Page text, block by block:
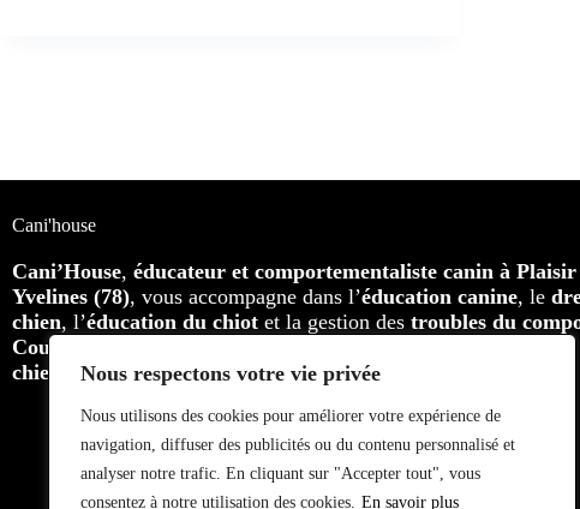
Nous respectons votre vie privée
Nous utilisons des cookies pour améliorer votre expérience de
navigation, diffuser des publicités ou du contenu personnalisé et
analyser notre trafic. En cliquant sur "Accepter tout", vous
consentez à notre utilisation des cookies. En savoir plus
Cani'house
Cani’House, éducateur et comportementaliste canin à Plaisir
Yvelines (78), vous accompagne dans l’éducation canine, le
chien, l’éducation du chiot et la gestion des troubles du
Cours individuels, cours collectifs et balades éducatives
, pour
chiens adultes, toutes races confondues.